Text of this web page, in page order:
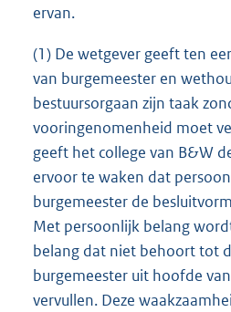
ervan.
(1) De wetgever geeft ten
van burgemeester en
bestuursorgaan zijn taak
vooringenomenheid moet
geeft het college van B&W
ervoor te waken dat
burgemeester de
Met persoonlijk belang
belang dat niet behoort tot
burgemeester uit hoofde
vervullen. Deze